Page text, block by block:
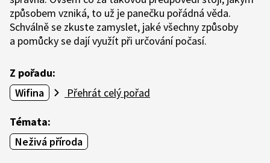
způsobem vzniká, to už je panečku pořádná věda.
Schválně se zkuste zamyslet, jaké všechny způsoby
a pomůcky se dají využít při určování počasí.
Z pořadu:
Wifina
Přehrát celý pořad
Témata:
Neživá příroda